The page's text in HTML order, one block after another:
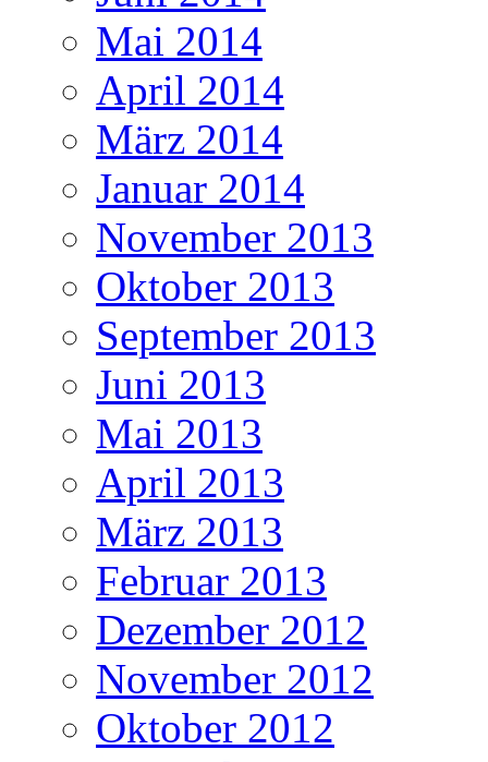
Mai 2014
April 2014
März 2014
Januar 2014
November 2013
Oktober 2013
September 2013
Juni 2013
Mai 2013
April 2013
März 2013
Februar 2013
Dezember 2012
November 2012
Oktober 2012